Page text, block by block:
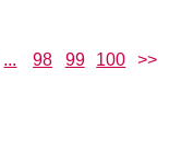
... 98 99 100 >>